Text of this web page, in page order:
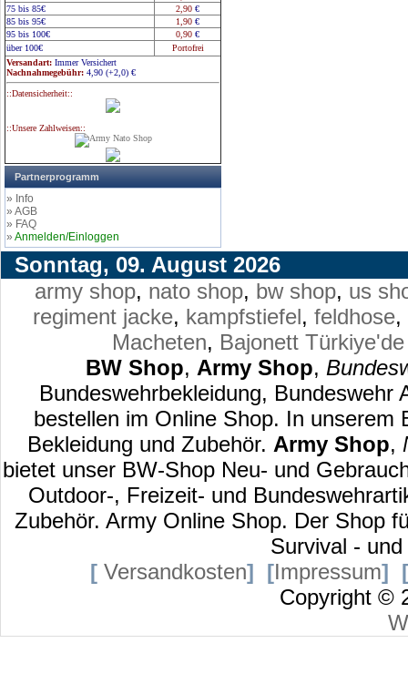
75 bis 85€
2,90 €
85 bis 95€
1,90 €
95 bis 100€
0,90 €
über 100€
Portofrei
Versandart: Immer Versichert
Nachnahmegebühr: 4,90 (+2,0) €
::Datensicherheit::
::Unsere Zahlweisen::
Partnerprogramm
» Info
» AGB
» FAQ
» Anmelden/Einloggen
Sonntag, 09. August 2026
army shop, nato shop, bw shop, us
regiment jacke, kampfstiefel, feldhose,
Macheten, Bajonett
BW Shop, Army Shop,
Bundeswehrbekleidung,
bestellen im Online Shop. In
Bekleidung und Zubehör. Army Shop,
bietet unser BW-Shop Neu- und
Outdoor-, Freizeit- und
Zubehör. Army Online Shop. Der Shop
Survival -
[ Versandkosten] [Impressum] [
Copyright ©